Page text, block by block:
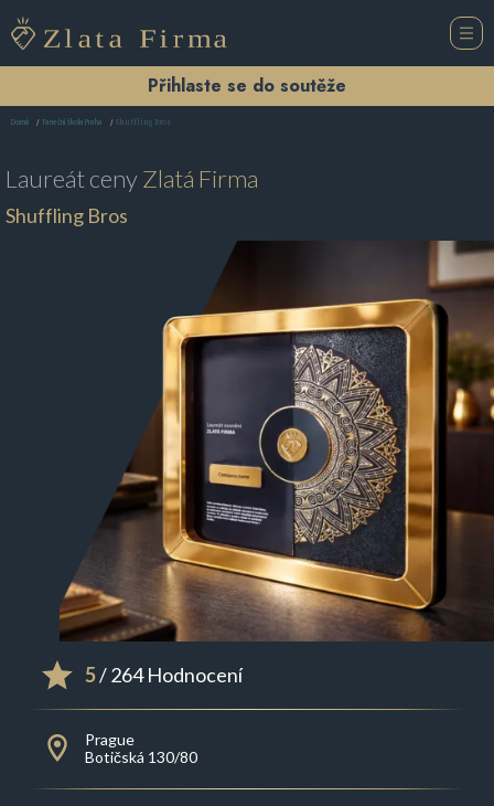
Přihlaste se do soutěže
Domů Taneční škola Praha Shuffling Bros
Laureát cenyZlatá Firma
Shuffling Bros
5/ 264 Hodnocení
Prague
Botičská 130/80